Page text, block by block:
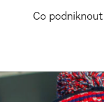
Co podniknout